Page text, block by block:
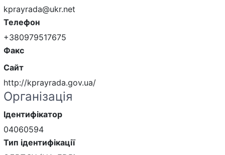
kprayrada@ukr.net
Телефон
+380979517675
Факс
Сайт
http://kprayrada.gov.ua/
Організація
Ідентифікатор
04060594
Тип ідентифікації